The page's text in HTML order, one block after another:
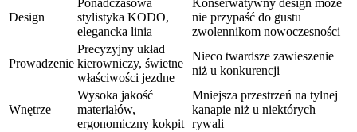
Design
Ponadczasowa
stylistyka KODO,
elegancka linia
Konserwatywny design może
nie przypaść do gustu
zwolennikom nowoczesności
Prowadzenie
Precyzyjny układ
kierowniczy, świetne
właściwości jezdne
Nieco twardsze zawieszenie
niż u konkurencji
Wnętrze
Wysoka jakość
materiałów,
ergonomiczny kokpit
Mniejsza przestrzeń na tylnej
kanapie niż u niektórych
rywali